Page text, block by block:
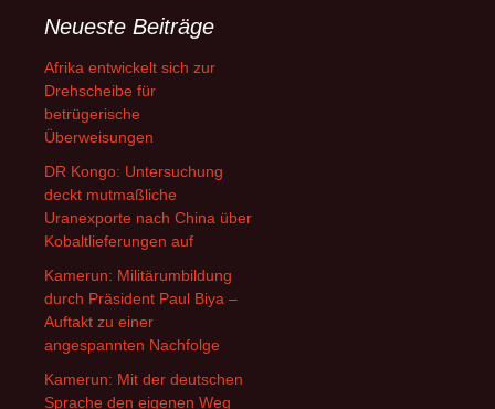
Neueste Beiträge
Afrika entwickelt sich zur
Drehscheibe für
betrügerische
Überweisungen
DR Kongo: Untersuchung
deckt mutmaßliche
Uranexporte nach China über
Kobaltlieferungen auf
Kamerun: Militärumbildung
durch Präsident Paul Biya –
Auftakt zu einer
angespannten Nachfolge
Kamerun: Mit der deutschen
Sprache den eigenen Weg